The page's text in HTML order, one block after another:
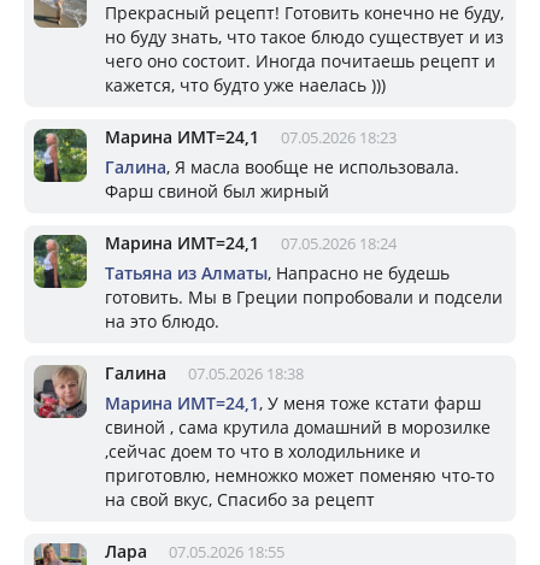
Прекрасный рецепт! Готовить конечно не буду,
но буду знать, что такое блюдо существует и из
чего оно состоит. Иногда почитаешь рецепт и
кажется, что будто уже наелась )))
Марина ИМТ=24,1 07.05.2026 18:23
Галина, Я масла вообще не использовала.
Фарш свиной был жирный
Марина ИМТ=24,1 07.05.2026 18:24
Татьяна из Алматы, Напрасно не будешь
готовить. Мы в Греции попробовали и подсели
на это блюдо.
Галина 07.05.2026 18:38
Марина ИМТ=24,1, У меня тоже кстати фарш
свиной , сама крутила домашний в морозилке
,сейчас доем то что в холодильнике и
приготовлю, немножко может поменяю что-то
на свой вкус, Спасибо за рецепт
Лара 07.05.2026 18:55